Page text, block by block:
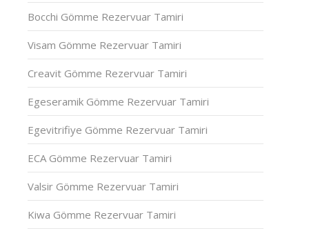
Bocchi Gömme Rezervuar Tamiri
Visam Gömme Rezervuar Tamiri
Creavit Gömme Rezervuar Tamiri
Egeseramik Gömme Rezervuar Tamiri
Egevitrifiye Gömme Rezervuar Tamiri
ECA Gömme Rezervuar Tamiri
Valsir Gömme Rezervuar Tamiri
Kiwa Gömme Rezervuar Tamiri